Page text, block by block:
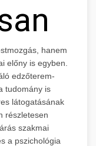
hanem
előny is egyben.
edzőterem-
tudomány is
látogatásának
részletesen
szakmai
a pszichológia